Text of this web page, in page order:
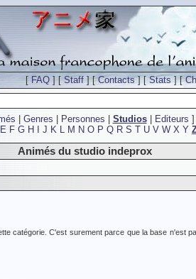
[FAQ ] [Staff ] [Contacts] [Stats] [
Genres Personnes Studios| Editeurs ]
E F G H J K L M N O P Q R S T U V W X Y
Animés du studio indeprox
catégorie. C'est surement parce que la base n'est